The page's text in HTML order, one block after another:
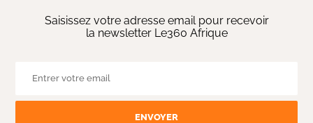
Saisissez votre adresse email pour recevoir
la newsletter Le360 Afrique
ENVOYER